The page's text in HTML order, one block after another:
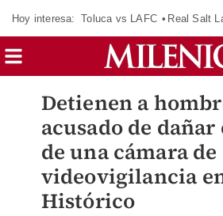
Hoy interesa: Toluca vs LAFC Real Salt
Detienen a
acusado de
de una cámara de
videovigilancia
Histórico